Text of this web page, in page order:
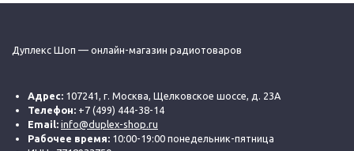
Дуплекс Шоп — онлайн-магазин радиотоваров
Адрес: 107241, г. Москва, Щелковское шоссе, д. 23А
Телефон: +7 (499) 444-38-14
Email: info@duplex-shop.ru
Рабочее время: 10:00-19:00 понедельник-пятница